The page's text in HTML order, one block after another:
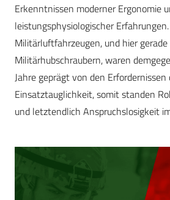
Erkenntnissen moderner Ergonomie
leistungsphysiologischer
Militärluftfahrzeugen, und hier
Militärhubschraubern, waren
Jahre geprägt von den Erfordernissen
Einsatztauglichkeit, somit standen
und letztendlich Anspruchslosigkeit